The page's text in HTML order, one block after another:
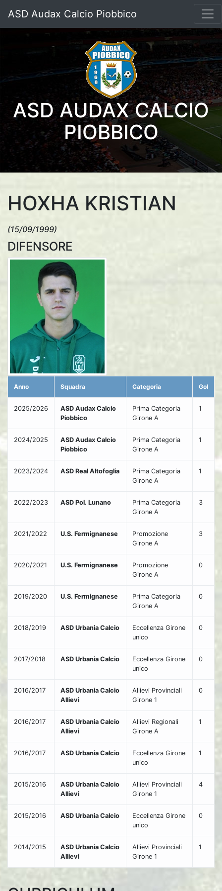
ASD Audax Calcio Piobbico
ASD AUDAX CALCIO
PIOBBICO
HOXHA KRISTIAN
(15/09/1999)
DIFENSORE
Anno Squadra Categoria Gol
2025/2026
ASD Audax Calcio
Piobbico
Prima Categoria
Girone A
1
2024/2025
ASD Audax Calcio
Piobbico
Prima Categoria
Girone A
1
2023/2024 ASD Real Altofoglia
Prima Categoria
Girone A
1
2022/2023 ASD Pol. Lunano
Prima Categoria
Girone A
3
2021/2022 U.S. Fermignanese
Promozione
Girone A
3
2020/2021 U.S. Fermignanese
Promozione
Girone A
0
2019/2020 U.S. Fermignanese
Prima Categoria
Girone A
0
2018/2019 ASD Urbania Calcio
Eccellenza Girone
unico
0
2017/2018 ASD Urbania Calcio
Eccellenza Girone
unico
0
2016/2017
ASD Urbania Calcio
Allievi
Allievi Provinciali
Girone 1
0
2016/2017
ASD Urbania Calcio
Allievi
Allievi Regionali
Girone A
1
2016/2017 ASD Urbania Calcio
Eccellenza Girone
unico
1
2015/2016
ASD Urbania Calcio
Allievi
Allievi Provinciali
Girone 1
4
2015/2016 ASD Urbania Calcio
Eccellenza Girone
unico
0
2014/2015
ASD Urbania Calcio
Allievi
Allievi Provinciali
Girone 1
1